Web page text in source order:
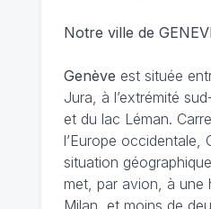
Notre ville de
Genève est située
Jura, à l’extrémité
et du lac Léman.
l’Europe occidentale,
situation
met, par avion, à une